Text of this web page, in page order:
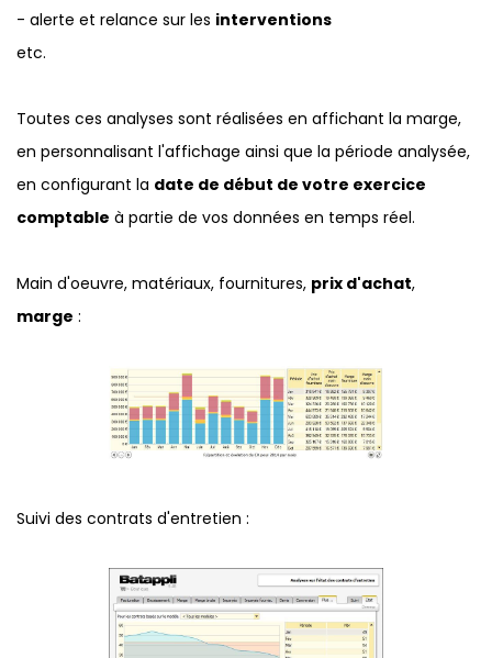
- alerte et relance sur les interventions
etc.
Toutes ces analyses sont réalisées en affichant la marge,
en personnalisant l'affichage ainsi que la période analysée,
en configurant la date de début de votre exercice
comptable à partie de vos données en temps réel.
Main d'oeuvre, matériaux, fournitures, prix d'achat,
marge :
Suivi des contrats d'entretien :